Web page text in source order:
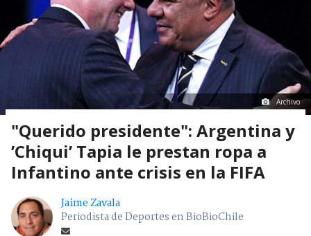
Archivo
"Querido presidente": Argentina y
’Chiqui’ Tapia le prestan ropa a
Infantino ante crisis en la FIFA
Jaime Zavala
Periodista de Deportes en BioBioChile